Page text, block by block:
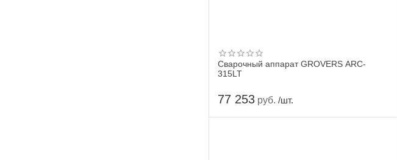
Сварочный аппарат GROVERS ARC-
315LT
77 253 руб. /шт.